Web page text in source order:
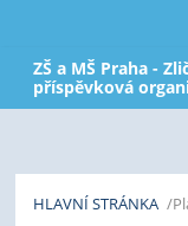
ZŠ a MŠ Praha -
příspěvková
HLAVNÍ STRÁNKA /